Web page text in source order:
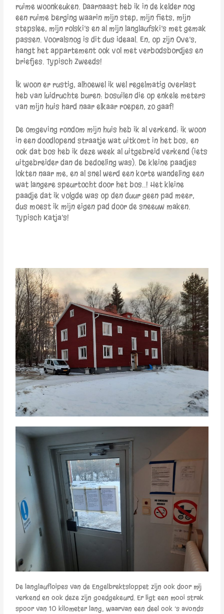
ruime woonkeuken. Daarnaast heb ik in de kelder nog
een ruime berging waarin mijn step, mijn fiets, mijn
stepslee, mijn rolski’s en al mijn langlaufski’s met gemak
passen. Vooralsnog is dit dus ideaal. En, op zijn Ove’s,
hangt het appartement ook vol met verbodsbordjes en
briefjes. Typisch Zweeds!
Ik woon er rustig, alhoewel ik wel regelmatig overlast
heb van luidruchte buren: bosuilen die op enkele meters
van mijn huis hard naar elkaar roepen, zo gaaf!
De omgeving rondom mijn huis heb ik al verkend: ik woon
in een doodlopend straatje wat uitkomt in het bos; en
ook dat bos heb ik deze week al uitgebreid verkend (iets
uitgebreider dan de bedoeling was). De kleine paadjes
lokten naar me, en al snel werd een korte wandeling een
wat langere speurtocht door het bos..! Het kleine
paadje dat ik volgde was op den duur geen pad meer,
dus moest ik mijn eigen pad door de sneeuw maken.
Typisch Katja’s!
De langlaufloipes van de Engelbrektsloppet zijn ook door mij
verkend en ook deze zijn goedgekeurd. Er ligt een mooi strak
spoor van 10 kilometer lang, waarvan een deel ook ’s avonds